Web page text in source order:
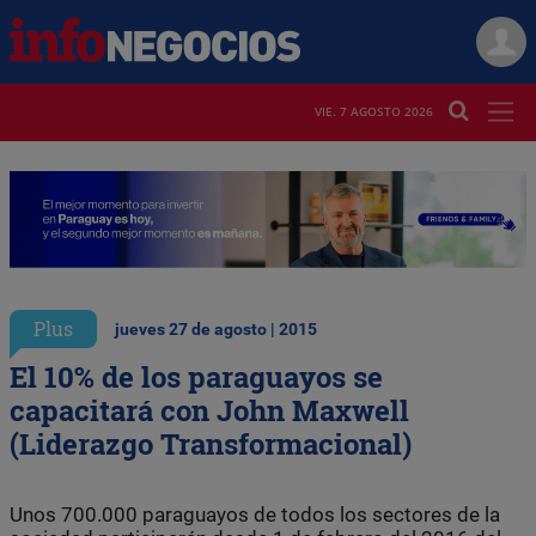
VIE. 7 AGOSTO 2026
Plus jueves 27 de agosto | 2015
El 10% de los paraguayos se
capacitará con John Maxwell
(Liderazgo Transformacional)
Unos 700.000 paraguayos de todos los sectores de la